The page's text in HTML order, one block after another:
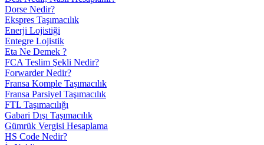
Dorse Nedir?
Ekspres Taşımacılık
Enerji Lojistiği
Entegre Lojistik
Eta Ne Demek ?
FCA Teslim Şekli Nedir?
Forwarder Nedir?
Fransa Komple Taşımacılık
Fransa Parsiyel Taşımacılık
FTL Taşımacılığı
Gabari Dışı Taşımacılık
Gümrük Vergisi Hesaplama
HS Code Nedir?